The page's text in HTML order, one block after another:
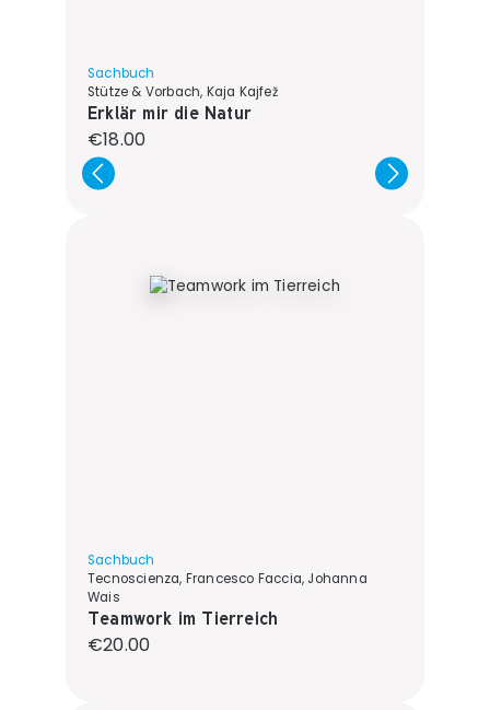
Sachbuch
Stütze & Vorbach, Kaja Kajfež
Erklär mir die Natur
Regular price:
€18.00
Sachbuch
Tecnoscienza, Francesco Faccia, Johanna
Wais
Teamwork im Tierreich
Regular price:
€20.00